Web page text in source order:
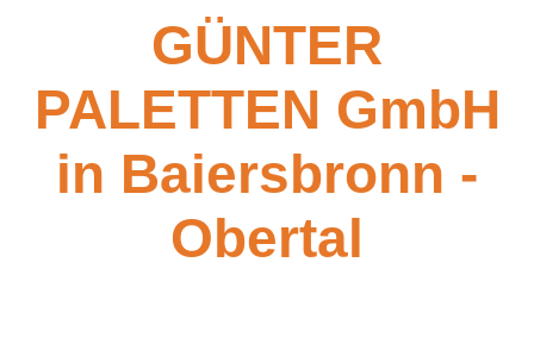
GÜNTER
PALETTEN GmbH
in Baiersbronn -
Obertal